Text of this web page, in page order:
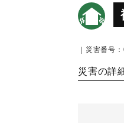
｜災害番号
災害の詳